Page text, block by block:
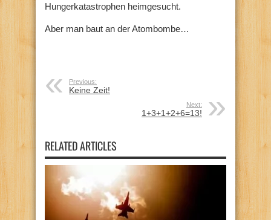
Hungerkatastrophen heimgesucht.
Aber man baut an der Atombombe…
Previous:
Keine Zeit!
Next:
1+3+1+2+6=13!
RELATED ARTICLES